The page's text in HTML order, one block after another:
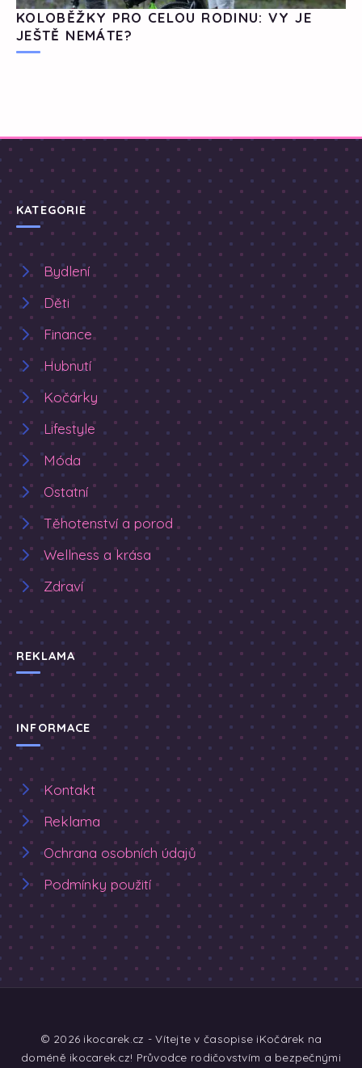
KOLOBĚŽKY PRO CELOU RODINU: VY JE
JEŠTĚ NEMÁTE?
KATEGORIE
Bydlení
Děti
Finance
Hubnutí
Kočárky
Lifestyle
Móda
Ostatní
Těhotenství a porod
Wellness a krása
Zdraví
REKLAMA
INFORMACE
Kontakt
Reklama
Ochrana osobních údajů
Podmínky použití
© 2026 ikocarek.cz - Vítejte v časopise iKočárek na
doméně ikocarek.cz! Průvodce rodičovstvím a bezpečnými